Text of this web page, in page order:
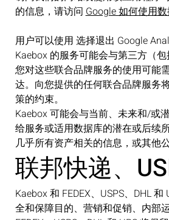
的信息，请访问Google 如何使用
用户可以使用 选择退出 Google
Kaebox 的服务可能会与第三方（
您对这些联合品牌服务的使用可能
达。向您提供的任何联合品牌服务
策的约束。
Kaebox 可能会与当前、未来和/或
给服务或适用数据库的潜在或后续
几乎所有资产相关的信息，或其他公
联邦快递、
Kaebox 和 FEDEX、USPS、DHL
全和保障目的、营销和促销、内部